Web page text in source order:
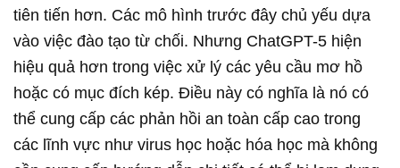
tiên tiến hơn. Các mô hình trước đây chủ yếu dựa
vào việc đào tạo từ chối. Nhưng ChatGPT-5 hiện
hiệu quả hơn trong việc xử lý các yêu cầu mơ hồ
hoặc có mục đích kép. Điều này có nghĩa là nó có
thể cung cấp các phản hồi an toàn cấp cao trong
các lĩnh vực như virus học hoặc hóa học mà không